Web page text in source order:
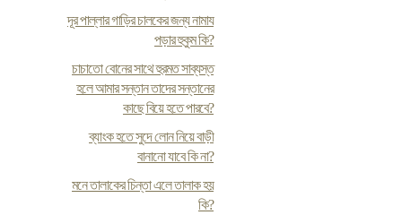
দূর পাল্লার গাড়ির চালকের জন্য নামায
পড়ার হুকুম কি?
চাচাতো বোনের সাথে হুরমত সাব্যস্ত
হলে আমার সন্তান তাদের সন্তানের
কাছে বিয়ে হতে পারবে?
ব্যাংক হতে সুদে লোন নিয়ে বাড়ী
বানানো যাবে কি না?
মনে তালাকের চিন্তা এলে তালাক হয়
কি?